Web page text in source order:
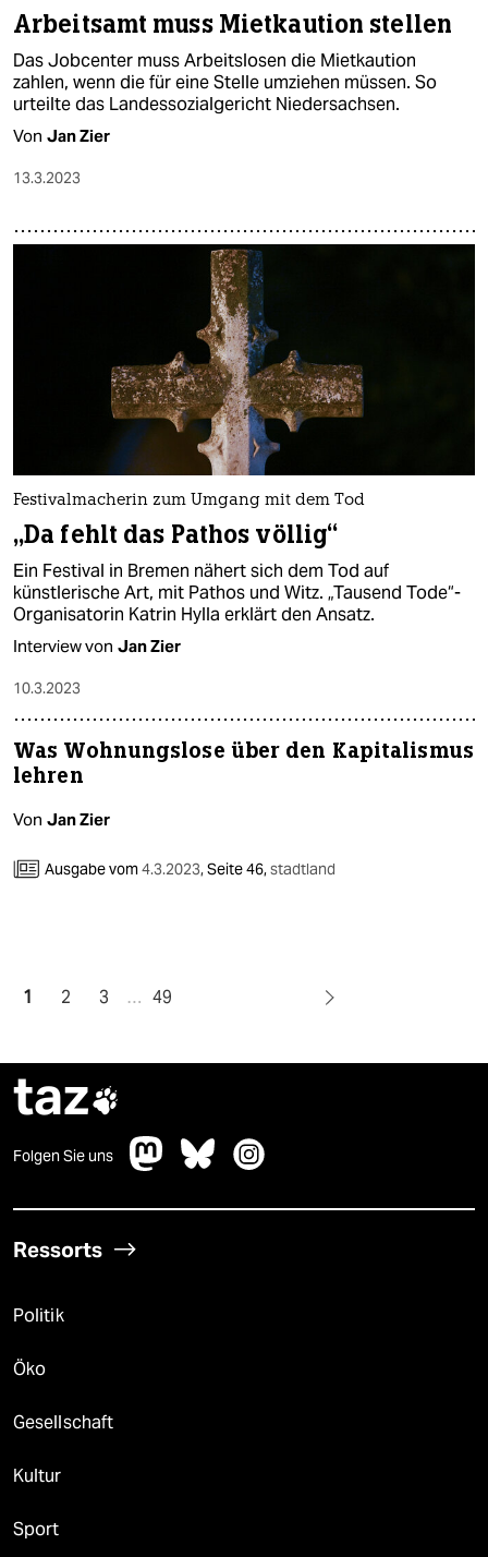
Arbeitsamt muss Mietkaution stellen
Das Jobcenter muss Arbeitslosen die Mietkaution
zahlen, wenn die für eine Stelle umziehen müssen. So
urteilte das Landessozialgericht Niedersachsen.
Von Jan Zier
13.3.2023
Festivalmacherin zum Umgang mit dem Tod
„Da fehlt das Pathos völlig“
Ein Festival in Bremen nähert sich dem Tod auf
künstlerische Art, mit Pathos und Witz. „Tausend Tode“-
Organisatorin Katrin Hylla erklärt den Ansatz.
Interview von Jan Zier
10.3.2023
Was Wohnungslose über den Kapitalismus
lehren
Von Jan Zier
Ausgabe vom4.3.2023,Seite 46,stadtland
1 2 3 … 49
taz
Folgen Sie uns
Ressorts
Politik
Öko
Gesellschaft
Kultur
Sport